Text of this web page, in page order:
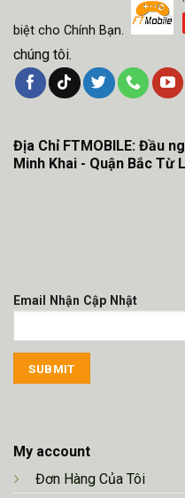
biệt cho Chính Bạn.
chúng tôi.
My account
Đơn Hàng Của Tôi
Địa Chỉ FTMOBILE: Đầu
Minh Khai - Quận Bắc Từ
Email Nhận Cập Nhật